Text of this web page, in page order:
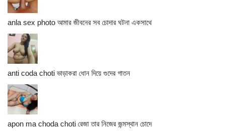
anla sex photo আমার জীবনের সব চোদার ঘটনা একসাথে
anti coda choti ভাড়াকরা ধোন দিয়ে গুদের গাতন
apon ma choda choti রেজা তার নিজের জন্মস্থান চোদে